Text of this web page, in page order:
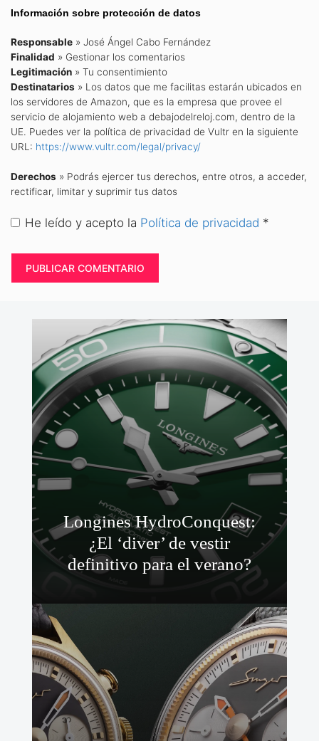
Información sobre protección de datos
Responsable » José Ángel Cabo Fernández
Finalidad » Gestionar los comentarios
Legitimación » Tu consentimiento
Destinatarios » Los datos que me facilitas estarán ubicados en
los servidores de Amazon, que es la empresa que provee el
servicio de alojamiento web a debajodelreloj.com, dentro de la
UE. Puedes ver la política de privacidad de Vultr en la siguiente
URL: https://www.vultr.com/legal/privacy/
Derechos » Podrás ejercer tus derechos, entre otros, a acceder,
rectificar, limitar y suprimir tus datos
He leído y acepto la Política de privacidad *
Longines HydroConquest:
¿El ‘diver’ de vestir
definitivo para el verano?